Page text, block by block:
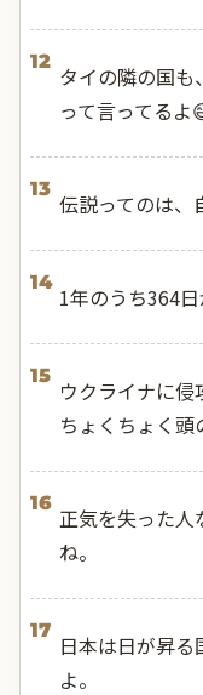
12
タイの隣の国も
って言ってるよ
13
伝説ってのは、
14
1年のうち364
15
ウクライナに
ちょくちょく頭
16
正気を失った人
ね。
17
日本は日が昇
よ。